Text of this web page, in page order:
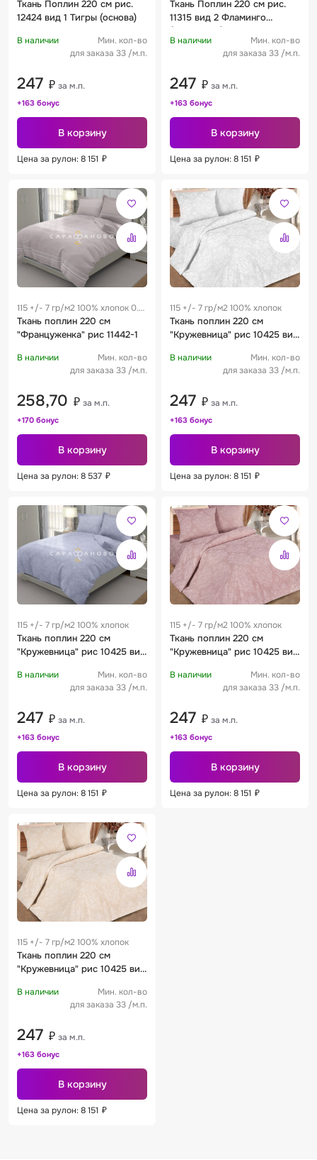
Ткань Поплин 220 см рис.
12424 вид 1 Тигры (основа)
В наличии
Мин. кол-во
для заказа 33 /м.п.
247 ₽ за м.п.
+163 бонус
В корзину
Цена за рулон: 8 151 ₽
Ткань Поплин 220 см рис.
11315 вид 2 Фламинго
(компаньон)
В наличии
Мин. кол-во
для заказа 33 /м.п.
247 ₽ за м.п.
+163 бонус
В корзину
Цена за рулон: 8 151 ₽
115 +/- 7 гр/м2 100% хлопок 0.3
м
Ткань поплин 220 см
"Француженка" рис 11442-1
В наличии
Мин. кол-во
для заказа 33 /м.п.
258,70 ₽ за м.п.
+170 бонус
В корзину
Цена за рулон: 8 537 ₽
115 +/- 7 гр/м2 100% хлопок
Ткань поплин 220 см
"Кружевница" рис 10425 вид
В наличии
Мин. кол-во
для заказа 33 /м.п.
247 ₽ за м.п.
+163 бонус
В корзину
Цена за рулон: 8 151 ₽
115 +/- 7 гр/м2 100% хлопок
Ткань поплин 220 см
"Кружевница" рис 10425 вид
В наличии
Мин. кол-во
для заказа 33 /м.п.
247 ₽ за м.п.
+163 бонус
В корзину
Цена за рулон: 8 151 ₽
115 +/- 7 гр/м2 100% хлопок
Ткань поплин 220 см
"Кружевница" рис 10425 вид
В наличии
Мин. кол-во
для заказа 33 /м.п.
247 ₽ за м.п.
+163 бонус
В корзину
Цена за рулон: 8 151 ₽
115 +/- 7 гр/м2 100% хлопок
Ткань поплин 220 см
"Кружевница" рис 10425 вид
В наличии
Мин. кол-во
для заказа 33 /м.п.
247 ₽ за м.п.
+163 бонус
В корзину
Цена за рулон: 8 151 ₽